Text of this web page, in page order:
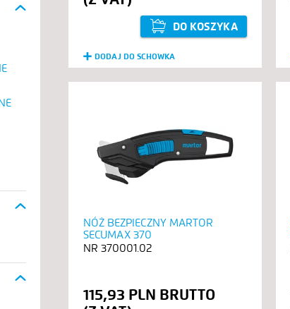
DO KOSZYKA
DODAJ DO SCHOWKA
NÓŻ BEZPIECZNY MARTOR
SECUMAX 370
370001.02
115,93 PLN